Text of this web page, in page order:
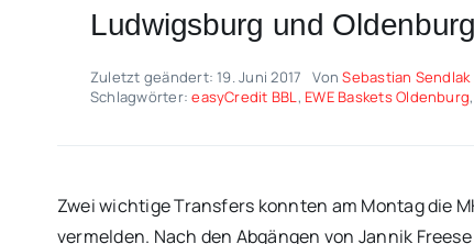
Ludwigsburg und
Zuletzt geändert: 19. Juni 2017 VonSebastian Sendlak
Schlagwörter:easyCredit BBL, EWE Baskets Oldenburg,
Zwei wichtige Transfers konnten am Montag die
vermelden. Nach den Abgängen von Jannik